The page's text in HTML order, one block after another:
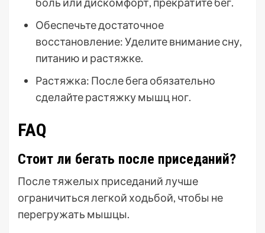
Обеспечьте достаточное
восстановление: Уделите внимание сну,
питанию и растяжке.
Растяжка: После бега обязательно
сделайте растяжку мышц ног.
FAQ
Стоит ли бегать после приседаний?
После тяжелых приседаний лучше
ограничиться легкой ходьбой, чтобы не
перегружать мышцы.